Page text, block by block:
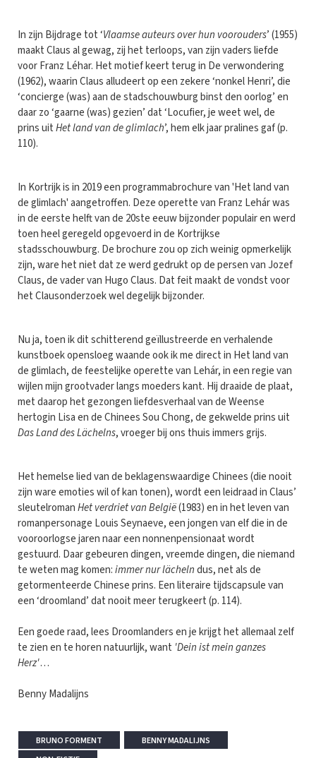
In zijn Bijdrage tot ‘Vlaamse auteurs over hun voorouders’ (1955)
maakt Claus al gewag, zij het terloops, van zijn vaders liefde
voor Franz Léhar. Het motief keert terug in De verwondering
(1962), waarin Claus alludeert op een zekere ‘nonkel Henri’, die
‘concierge (was) aan de stadschouwburg binst den oorlog’ en
daar zo ‘gaarne (was) gezien’ dat ‘Locufier, je weet wel, de
prins uitHet land van de glimlach’, hem elk jaar pralines gaf (p.
110).
In Kortrijk is in 2019 een programmabrochure van 'Het land van
de glimlach' aangetroffen. Deze operette van Franz Lehár was
in de eerste helft van de 20ste eeuw bijzonder populair en werd
toen heel geregeld opgevoerd in de Kortrijkse
stadsschouwburg. De brochure zou op zich weinig opmerkelijk
zijn, ware het niet dat ze werd gedrukt op de persen van Jozef
Claus, de vader van Hugo Claus. Dat feit maakt de vondst voor
het Clausonderzoek wel degelijk bijzonder.
Nu ja, toen ik dit schitterend geïllustreerde en verhalende
kunstboek opensloeg waande ook ik me direct in Het land van
de glimlach, de feestelijke operette van Lehár, in een regie van
wijlen mijn grootvader langs moeders kant. Hij draaide de plaat,
met daarop het gezongen liefdesverhaal van de Weense
hertogin Lisa en de Chinees Sou Chong, de gekwelde prins uit ​
Das Land des Lächelns, vroeger bij ons thuis immers grijs.
Het hemelse lied van de beklagenswaardige Chinees (die nooit
zijn ware emoties wil of kan tonen), wordt een leidraad in Claus’
sleutelromanHet verdriet van België(1983) en in het leven van
romanpersonage Louis Seynaeve, een jongen van elf die in de
vooroorlogse jaren naar een nonnenpensionaat wordt
gestuurd. Daar gebeuren dingen, vreemde dingen, die niemand
te weten mag komen:immer nur lächelndus, net als de
getormenteerde Chinese prins. Een literaire tijdscapsule van
een ‘droomland’ dat nooit meer terugkeert (p. 114).
Een goede raad, lees Droomlanders en je krijgt het allemaal zelf
te zien en te horen natuurlijk, want 'Dein ist mein ganzes
Herz'…
Benny Madalijns
BRUNO FORMENT
BENNY MADALIJNS